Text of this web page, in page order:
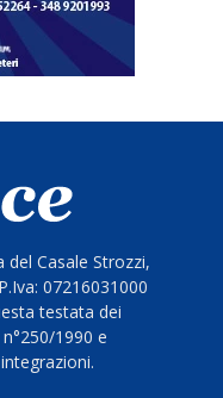
del Casale Strozzi,
07216031000
testata dei
1990 e